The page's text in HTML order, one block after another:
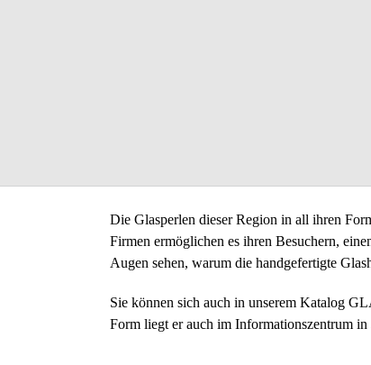
Die Glasperlen dieser Region in all ihren
Firmen ermöglichen es ihren Besuchern,
Augen sehen, warum die handgefertigte
Sie können sich auch in unserem Katalog
Form liegt er auch im Informationszentrum in